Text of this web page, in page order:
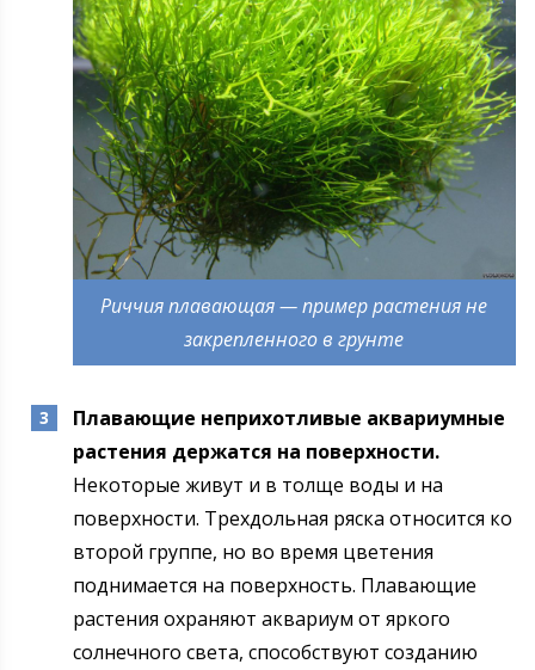
Риччия плавающая — пример растения не
закрепленного в грунте
Плавающие неприхотливые аквариумные
растения держатся на поверхности.
Некоторые живут и в толще воды и на
поверхности. Трехдольная ряска относится ко
второй группе, но во время цветения
поднимается на поверхность. Плавающие
растения охраняют аквариум от яркого
солнечного света, способствуют созданию